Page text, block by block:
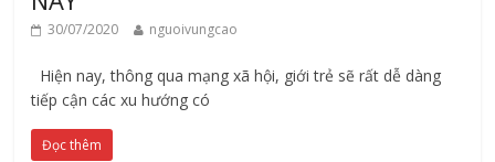
30/07/2020 nguoivungcao
Hiện nay, thông qua mạng xã hội, giới trẻ sẽ rất dễ dàng
tiếp cận các xu hướng có
Đọc thêm